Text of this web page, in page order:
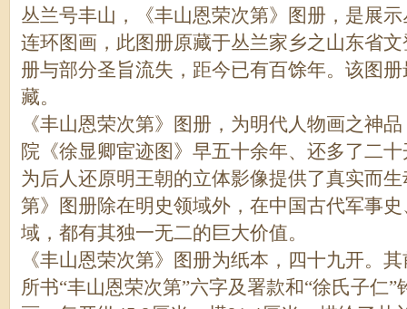
丛兰号丰山，《丰山恩荣次第》图册，是展
连环图画，此图册原藏于丛兰家乡之山东省
册与部分圣旨流失，距今已有百馀年。该图
藏。
《丰山恩荣次第》图册，为明代人物画之神
院《徐显卿宦迹图》早五十余年、还多了二
为后人还原明王朝的立体影像提供了真实而
第》图册除在明史领域外，在中国古代军事
域，都有其独一无二的巨大价值。
《丰山恩荣次第》图册为纸本，四十九开。
所书“丰山恩荣次第”六字及署款和“徐氏子仁